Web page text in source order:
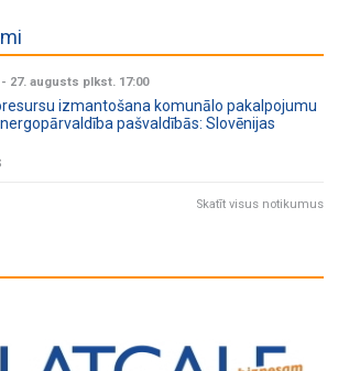
27. augusts plkst. 17:00
izmantošana komunālo pakalpojumu
pašvaldībās: Slovēnijas
Skatīt visus notikumus